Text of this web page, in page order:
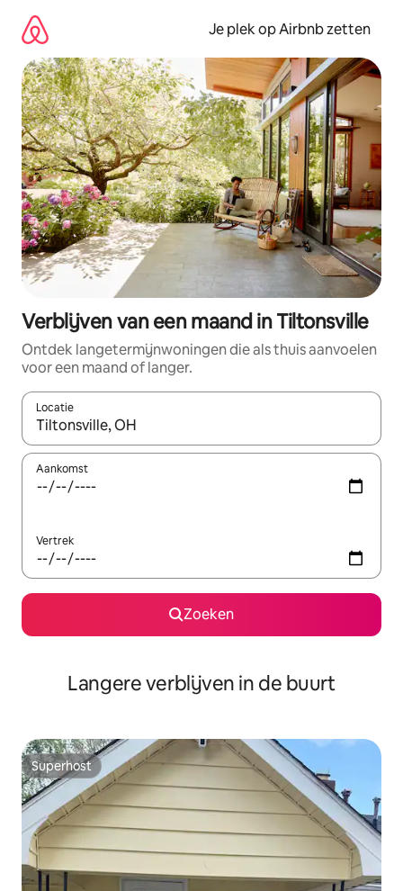
direct
naar
inhoud
Je plek op Airbnb zetten
Verblijven van een maand in Tiltonsville
Ontdek langetermijnwoningen die als thuis aanvoelen
voor een maand of langer.
Locatie
Wanneer er resultaten beschikbaar zijn, maak je een keuze
Aankomst
Vertrek
Zoeken
Langere verblijven in de buurt
Superhost
Superhost